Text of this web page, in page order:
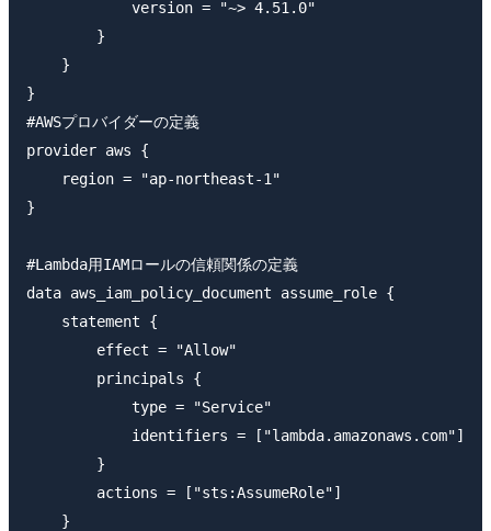
            version = "~> 4.51.0"
        }
    }
}
#AWSプロバイダーの定義
provider aws {
    region = "ap-northeast-1"
}
#Lambda用IAMロールの信頼関係の定義
data aws_iam_policy_document assume_role {
    statement {
        effect = "Allow"
        principals {
            type = "Service"
            identifiers = ["lambda.amazonaws.com"]
        }
        actions = ["sts:AssumeRole"]
    }